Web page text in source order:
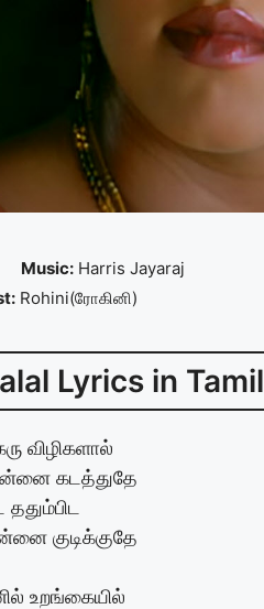
Music: Harris Jayaraj
Rohini(ரோகினி)
Lyrics in Tamil
விழிகளால்
கடத்துதே
ததும்பிட
குடிக்குதே
உறங்கையில்